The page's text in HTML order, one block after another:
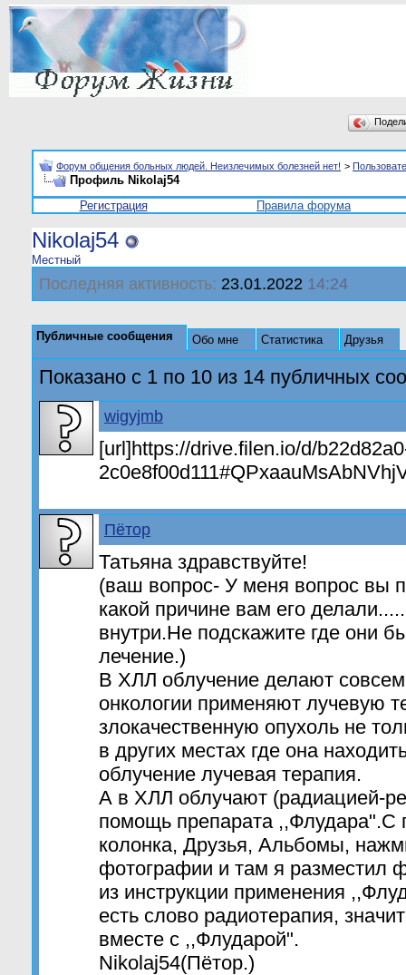
Форум общения больных людей. Неизлечимых болезней нет! >
Профиль Nikolaj54
Регистрация
Правила форума
Nikolaj54
Местный
Последняя активность: 23.01.2022 14:24
Публичные сообщения Обо мне Статистика Друзья
Показано с 1 по 10 из 14 публичных
wigyjmb
[url]https://drive.filen.io/d/
Пётор
Татьяна здравствуйте!
(ваш вопрос- У меня вопрос вы
какой причине вам его
внутри.Не подскажите где они
лечение.)
В ХЛЛ облучение делают
онкологии применяют лучевую
злокачественную опухоль не
в других местах где она
облучение лучевая терапия.
А в ХЛЛ облучают (радиацией-
помощь препарата ,,Флудара".С
колонка, Друзья, Альбомы,
фотографии и там я разместил
из инструкции применения
есть слово радиотерапия,
вместе с ,,Флударой".
Nikolaj54(Пётор.)